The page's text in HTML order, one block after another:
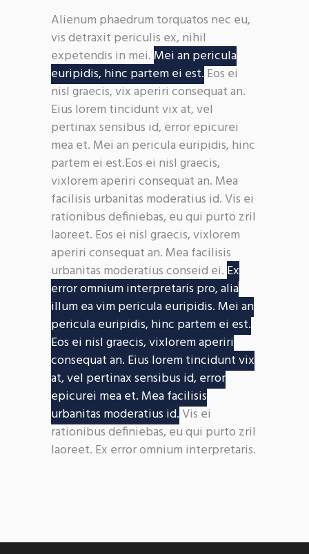
Alienum phaedrum torquatos nec eu,
vis detraxit periculis ex, nihil
expetendis in mei.Mei an pericula
euripidis, hinc partem ei est. Eos ei
nisl graecis, vix aperiri consequat an.
Eius lorem tincidunt vix at, vel
pertinax sensibus id, error epicurei
mea et. Mei an pericula euripidis, hinc
partem ei est.Eos ei nisl graecis,
vixlorem aperiri consequat an. Mea
facilisis urbanitas moderatius id. Vis ei
rationibus definiebas, eu qui purto zril
laoreet. Eos ei nisl graecis, vixlorem
aperiri consequat an. Mea facilisis
urbanitas moderatius conseid ei. Ex
error omnium interpretaris pro, alia
illum ea vim pericula euripidis. Mei an
pericula euripidis, hinc partem ei est.
Eos ei nisl graecis, vixlorem aperiri
consequat an. Eius lorem tincidunt vix
at, vel pertinax sensibus id, error
epicurei mea et. Mea facilisis
urbanitas moderatius id. Vis ei
rationibus definiebas, eu qui purto zril
laoreet. Ex error omnium interpretaris.